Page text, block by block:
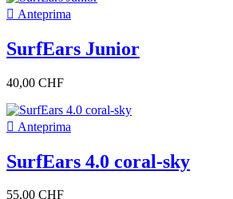
Magazzino
Kiteshop Silvaplana
Magazzino Wind&Snow
Duotone Svizzera
Condizione
Nuovo
Ristrutturato 0
Brand
 Anteprima
SurfEars Junior
40,00 CHF
 Anteprima
SurfEars 4.0 coral-sky
55,00 CHF